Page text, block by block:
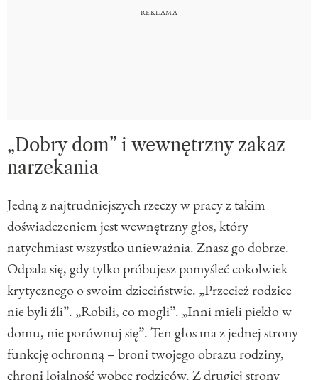
„Dobry dom” i wewnętrzny zakaz
narzekania
Jedną z najtrudniejszych rzeczy w pracy z takim
doświadczeniem jest wewnętrzny głos, który
natychmiast wszystko unieważnia. Znasz go dobrze.
Odpala się, gdy tylko próbujesz pomyśleć cokolwiek
krytycznego o swoim dzieciństwie. „Przecież rodzice
nie byli źli”. „Robili, co mogli”. „Inni mieli piekło w
domu, nie porównuj się”. Ten głos ma z jednej strony
funkcję ochronną – broni twojego obrazu rodziny,
chroni lojalność wobec rodziców. Z drugiej strony